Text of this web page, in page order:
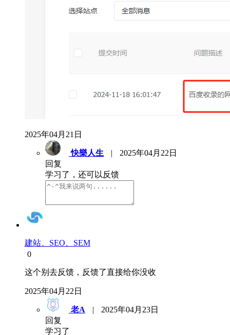
2025年04月21日
快樂人生 |
2025年04月22日
回复
学习了，还可以反馈
建站、SEO、SEM
0
这个别去反馈，反馈了直接给你没收
2025年04月22日
老A |
2025年04月23日
回复
学习了